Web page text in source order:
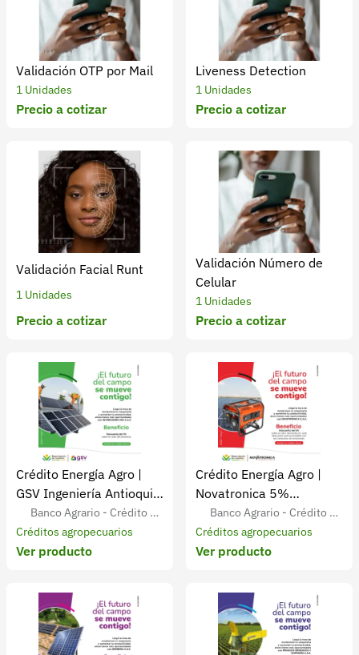
Validación OTP por Mail
1 Unidades
Precio a cotizar
Liveness Detection
1 Unidades
Precio a cotizar
Validación Facial Runt
1 Unidades
Precio a cotizar
Validación Número de
Celular
1 Unidades
Precio a cotizar
Crédito Energía Agro |
GSV Ingeniería Antioquia
3% de descuento
Banco Agrario - Crédito Ag
ropecuario para Agricultores
Colombianos
Créditos agropecuarios
Ver producto
Crédito Energía Agro |
Novatronica 5%
descuento acumulable
Banco Agrario - Crédito Ag
ropecuario para Agricultores
Colombianos
Créditos agropecuarios
Ver producto